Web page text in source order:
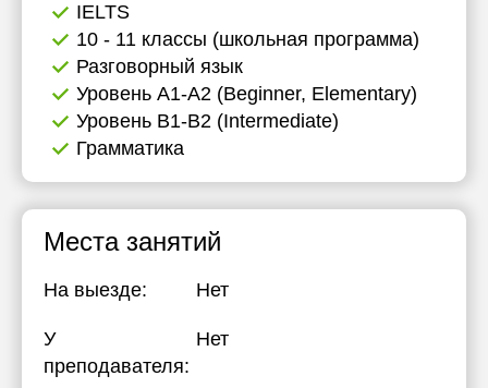
IELTS
10 - 11 классы (школьная программа)
Разговорный язык
Уровень А1-А2 (Beginner, Elementary)
Уровень B1-B2 (Intermediate)
Грамматика
Места занятий
На выезде: Нет
У
преподавателя:
Нет